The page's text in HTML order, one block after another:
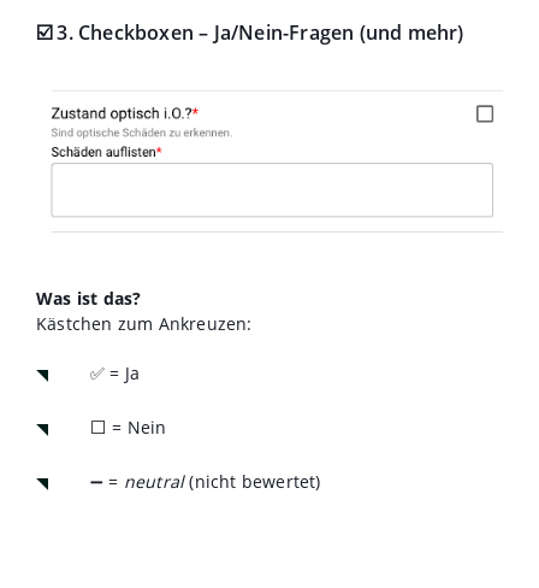
☑️ 3. Checkboxen – Ja/Nein-Fragen (und mehr)
Was ist das?
Kästchen zum Ankreuzen:
✅ = Ja
⬜ = Nein
➖ = neutral(nicht bewertet)